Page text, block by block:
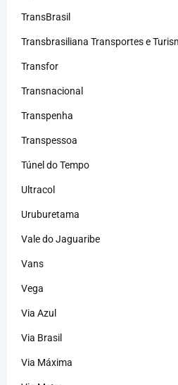
TransBrasil
Transbrasiliana Transportes e
Transfor
Transnacional
Transpenha
Transpessoa
Túnel do Tempo
Ultracol
Uruburetama
Vale do Jaguaribe
Vans
Vega
Via Azul
Via Brasil
Via Máxima